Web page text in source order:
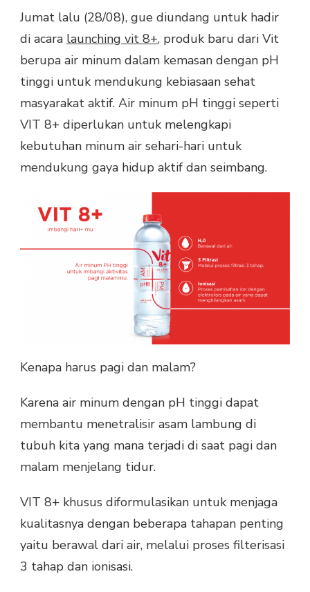
Jumat lalu (28/08), gue diundang untuk hadir
di acara launching vit 8+, produk baru dari Vit
berupa air minum dalam kemasan dengan pH
tinggi untuk mendukung kebiasaan sehat
masyarakat aktif. Air minum pH tinggi seperti
VIT 8+ diperlukan untuk melengkapi
kebutuhan minum air sehari-hari untuk
mendukung gaya hidup aktif dan seimbang.
Kenapa harus pagi dan malam?
Karena air minum dengan pH tinggi dapat
membantu menetralisir asam lambung di
tubuh kita yang mana terjadi di saat pagi dan
malam menjelang tidur.
VIT 8+ khusus diformulasikan untuk menjaga
kualitasnya dengan beberapa tahapan penting
yaitu berawal dari air, melalui proses filterisasi
3 tahap dan ionisasi.